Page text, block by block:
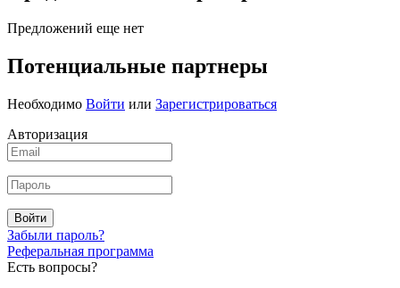
Предложений еще нет
Потенциальные партнеры
Необходимо Войти или Зарегистрироваться
Авторизация
Войти
Забыли пароль?
Реферальная программа
Есть вопросы?